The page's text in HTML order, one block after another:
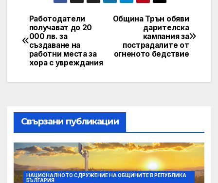
Post
navigation
Община Трън обяви
дарителска
кампания за
пострадалите от
огненото бедствие
Работодатели
получават до 20
000 лв. за
създаване на
работни места за
хора с увреждания
Свързани публикации
НАЦИОНАЛНОТО СДРУЖЕНИЕ НА ОБЩИНИТЕ В РЕПУБЛИКА
БЪЛГАРИЯ